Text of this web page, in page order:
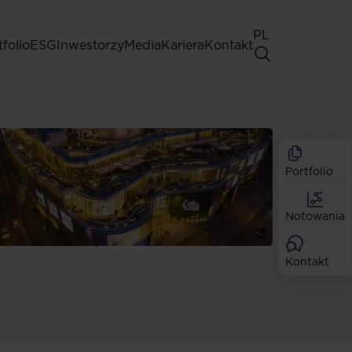
ESG Inwestorzy
Walne Zgromadzenia
Zasady dobrych praktyk
Akcjonariat
Analitycy
Dywidendy
Akcje
Emisje
MediaKarieraKontakt
PL
Portfolio
Notowania
Kontakt